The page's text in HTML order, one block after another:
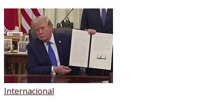
Internacional